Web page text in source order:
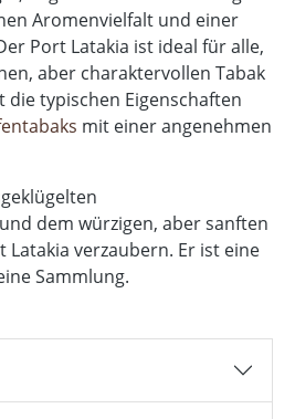
Aromenvielfalt und einer
Port Latakia ist ideal für alle,
aber charaktervollen Tabak
typischen Eigenschaften
mit einer angenehmen
dem würzigen, aber sanften
Latakia verzaubern. Er ist eine
Sammlung.